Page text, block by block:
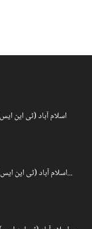
اسلام آباد (ٹی این ایس) ہنگو کے علاقے شینکئے بانڈہ دلن...